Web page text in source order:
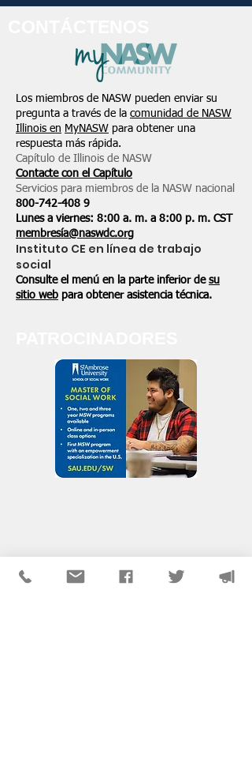
Los miembros de NASW pueden enviar su
pregunta a través de la comunidad de NASW
Illinois en MyNASW para obtener una
respuesta más rápida.
Capítulo de Illinois de NASW
Contacte con el Capítulo
Servicios para miembros de la NASW nacional
800-742-408 9
Lunes a viernes: 8:00 a. m. a 8:00 p. m. CST
membresía@naswdc.org
Instituto CE en línea de trabajo
social
Consulte el menú en la parte inferior de su
sitio web para obtener asistencia técnica.